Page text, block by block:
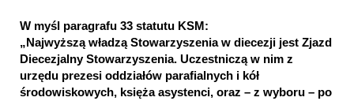
W myśl paragrafu 33 statutu KSM:
„Najwyższą władzą Stowarzyszenia w diecezji jest Zjazd
Diecezjalny Stowarzyszenia. Uczestniczą w nim z
urzędu prezesi oddziałów parafialnych i kół
środowiskowych, księża asystenci, oraz – z wyboru – po